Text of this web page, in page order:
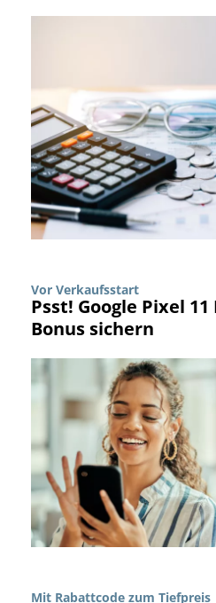
Vor Verkaufsstart
Psst! Google Pixel
Bonus sichern
Mit Rabattcode zum Tiefpreis